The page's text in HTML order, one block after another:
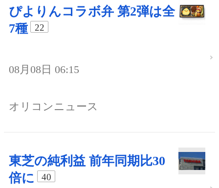
ぴよりんコラボ弁 第2弾は全
7種
22
08月08日 06:15
オリコンニュース
東芝の純利益 前年同期比30
倍に
40